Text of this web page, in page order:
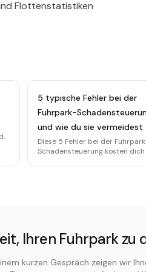
Flottenstatistiken
5 typische Fehler bei der
Fuhrpark-
und wie du sie vermeidest
Diese 5 Fehler bei der
Schadensteuerung kosten
Ihren Fuhrpark zu
kurzen Gespräch zeigen wir